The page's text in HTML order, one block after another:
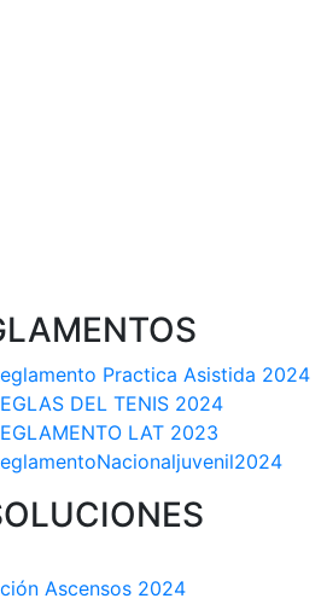
Practica Asistida 2024
DEL TENIS 2024
LAT 2023
Ascensos 2024